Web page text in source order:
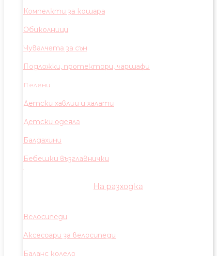
Компелкти за кошара
Обиколници
Чувалчета за сън
Подложки, протектори, чаршафи
Пелени
Детски хавлии и халати
Детски одеяла
Балдахини
Бебешки възглавнички
На разходка
Велосипеди
Аксесоари за велосипеди
Баланс колело